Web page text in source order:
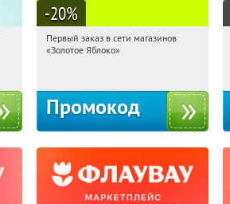
-20%
10:57:02
Получи первым!
Первый заказ в сети магазинов
«Золотое Яблоко»
Промокод